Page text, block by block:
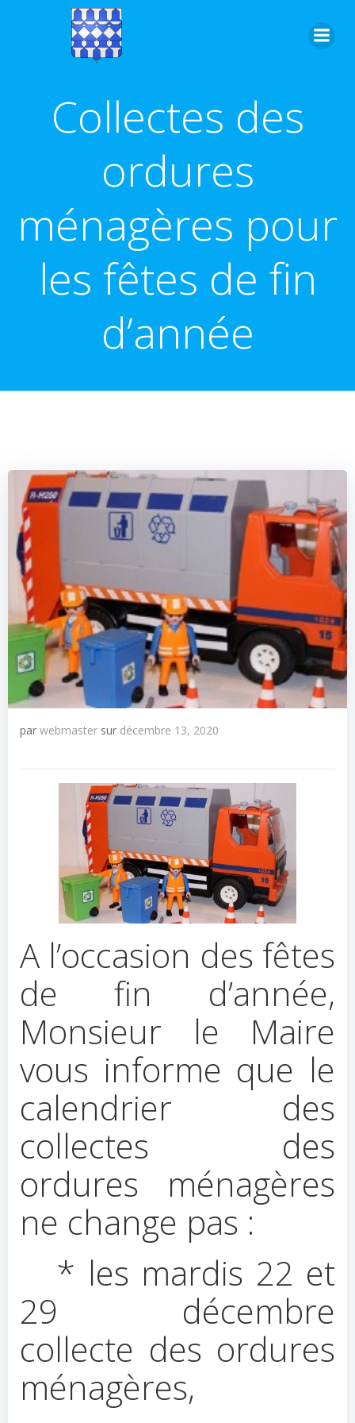
Collectes des
ordures
ménagères pour
les fêtes de fin
d’année
par webmaster sur décembre 13, 2020
A l’occasion des fêtes
de fin d’année,
Monsieur le Maire
vous informe que le
calendrier des
collectes des
ordures ménagères
ne change pas :
* les mardis 22 et
29 décembre
collecte des ordures
ménagères,